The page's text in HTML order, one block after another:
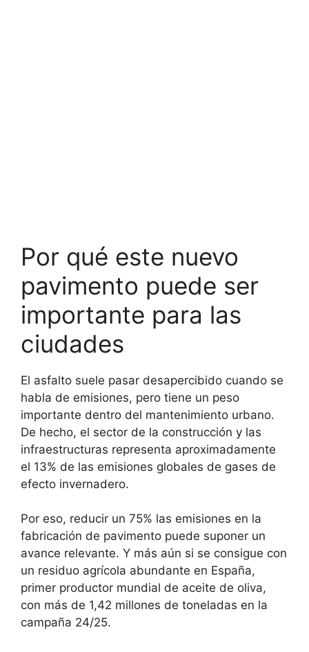
Por qué este nuevo
pavimento puede ser
importante para las
ciudades
El asfalto suele pasar desapercibido cuando se
habla de emisiones, pero tiene un peso
importante dentro del mantenimiento urbano.
De hecho, el sector de la construcción y las
infraestructuras representa aproximadamente
el 13% de las emisiones globales de gases de
efecto invernadero.
Por eso, reducir un 75% las emisiones en la
fabricación de pavimento puede suponer un
avance relevante. Y más aún si se consigue con
un residuo agrícola abundante en España,
primer productor mundial de aceite de oliva,
con más de 1,42 millones de toneladas en la
campaña 24/25.